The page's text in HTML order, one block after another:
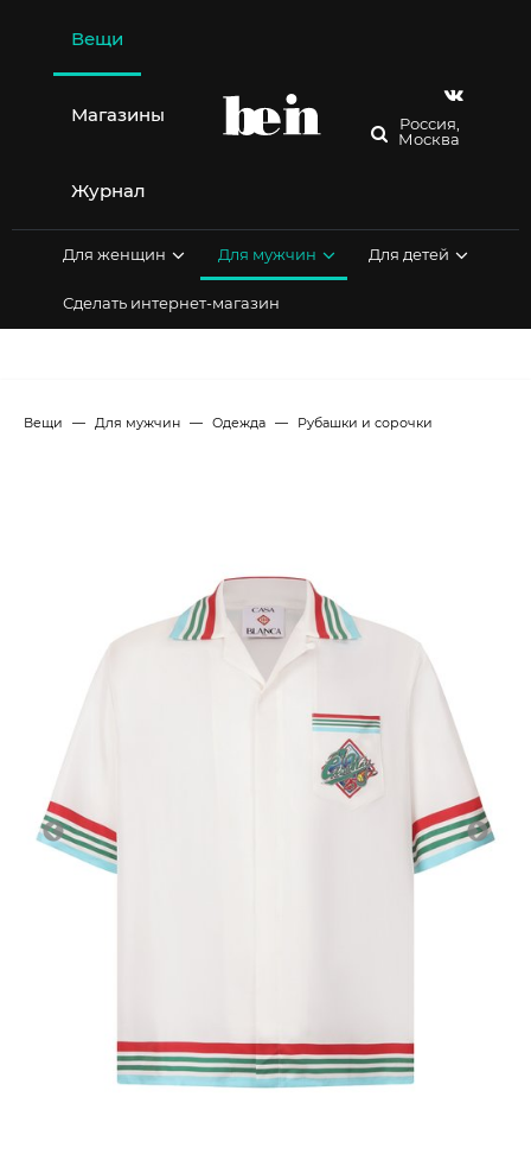
содержимому
Вещи
Магазины
Журнал
Россия,
Москва
Для женщин Для мужчин Для детей
Сделать интернет-магазин
Вещи Для мужчин Одежда Рубашки и сорочки